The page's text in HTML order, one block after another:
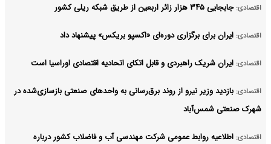
اقتصادی: جابجایی ۳۴۵ هزار زائر اربعین از طریق شبکه ریلی کشور
اقتصادی: ایران برای برگزاری دوره‌ای «اکسپو بریکس» پیشنهاد داد
اقتصادی: ایران شریک راهبردی و قابل اتکای اتحادیه اقتصادی اوراسیا است
اقتصادی: بازدید وزیر نیرو از روند برق‌رسانی به واحدهای صنعتی بازسازی‌شده در
شهرک صنعتی شمس‌آباد
اقتصادی: اطلاعیه روابط عمومی شرکت مهندسی آب و فاضلاب کشور درباره